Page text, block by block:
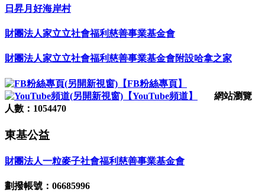
日昇月好海岸村
財團法人家立立社會福利慈善事業基金會
財團法人家立立社會福利慈善事業基金會附設哈拿之家
【FB粉絲專頁】
【YouTube頻道】
網站瀏覽
人數：1054470
東基公益
財團法人一粒麥子社會福利慈善事業基金會
劃撥帳號：06685996